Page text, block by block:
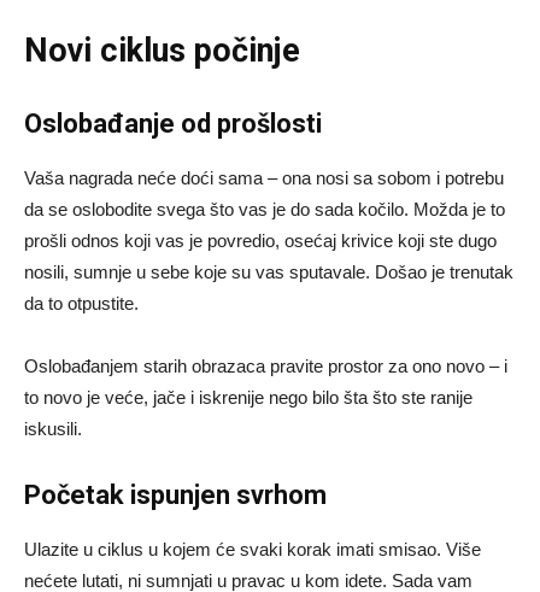
Novi ciklus počinje
Oslobađanje od prošlosti
Vaša nagrada neće doći sama – ona nosi sa sobom i potrebu
da se oslobodite svega što vas je do sada kočilo. Možda je to
prošli odnos koji vas je povredio, osećaj krivice koji ste dugo
nosili, sumnje u sebe koje su vas sputavale. Došao je trenutak
da to otpustite.
Oslobađanjem starih obrazaca pravite prostor za ono novo – i
to novo je veće, jače i iskrenije nego bilo šta što ste ranije
iskusili.
Početak ispunjen svrhom
Ulazite u ciklus u kojem će svaki korak imati smisao. Više
nećete lutati, ni sumnjati u pravac u kom idete. Sada vam